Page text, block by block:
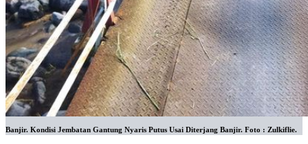
Banjir. Kondisi Jembatan Gantung Nyaris Putus Usai Diterjang Banjir. Foto : Zulkiflie.